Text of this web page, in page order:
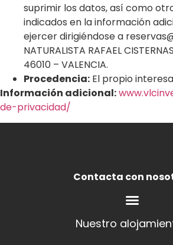
suprimir los datos, así como
indicados en la información
ejercer dirigiéndose a
NATURALISTA RAFAEL
46010 – VALENCIA.
Procedencia: El propio
Información adicional:
de-privacidad/
Contacta con
Nuestro